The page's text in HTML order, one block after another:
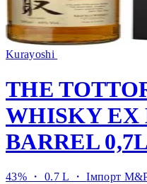
Kurayoshi
THE
WHISKY EX
BARREL
43% ・ 0.7 L ・Імпорт